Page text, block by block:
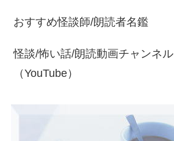
おすすめ怪談師/朗読者名鑑
怪談/怖い話/朗読動画チャンネル
（YouTube）